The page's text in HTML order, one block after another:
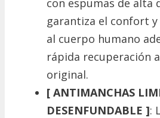
garantiza el confort
al cuerpo humano
rápida recuperación
original.
[ ANTIMANCHAS
DESENFUNDABLE ]: